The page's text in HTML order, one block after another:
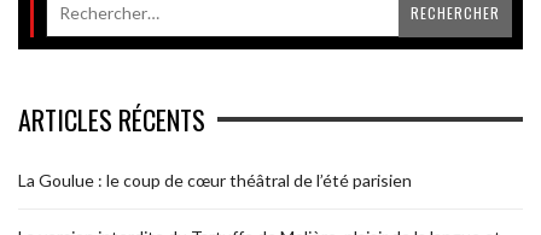
ARTICLES RÉCENTS
La Goulue : le coup de cœur théâtral de l’été parisien